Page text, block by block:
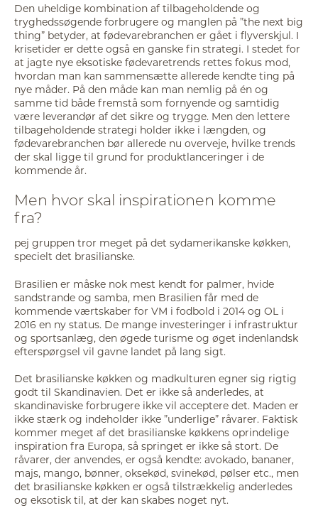
Den uheldige kombination af tilbageholdende og
tryghedssøgende forbrugere og manglen på ”the next big
thing” betyder, at fødevarebranchen er gået i flyverskjul. I
krisetider er dette også en ganske fin strategi. I stedet for
at jagte nye eksotiske fødevaretrends rettes fokus mod,
hvordan man kan sammensætte allerede kendte ting på
nye måder. På den måde kan man nemlig på én og
samme tid både fremstå som fornyende og samtidig
være leverandør af det sikre og trygge. Men den lettere
tilbageholdende strategi holder ikke i længden, og
fødevarebranchen bør allerede nu overveje, hvilke trends
der skal ligge til grund for produktlanceringer i de
kommende år.
Men hvor skal inspirationen komme
fra?
pej gruppen tror meget på det sydamerikanske køkken,
specielt det brasilianske.
Brasilien er måske nok mest kendt for palmer, hvide
sandstrande og samba, men Brasilien får med de
kommende værtskaber for VM i fodbold i 2014 og OL i
2016 en ny status. De mange investeringer i infrastruktur
og sportsanlæg, den øgede turisme og øget indenlandsk
efterspørgsel vil gavne landet på lang sigt.
Det brasilianske køkken og madkulturen egner sig rigtig
godt til Skandinavien. Det er ikke så anderledes, at
skandinaviske forbrugere ikke vil acceptere det. Maden er
ikke stærk og indeholder ikke ”underlige” råvarer. Faktisk
kommer meget af det brasilianske køkkens oprindelige
inspiration fra Europa, så springet er ikke så stort. De
råvarer, der anvendes, er også kendte: avokado, bananer,
majs, mango, bønner, oksekød, svinekød, pølser etc., men
det brasilianske køkken er også tilstrækkelig anderledes
og eksotisk til, at der kan skabes noget nyt.